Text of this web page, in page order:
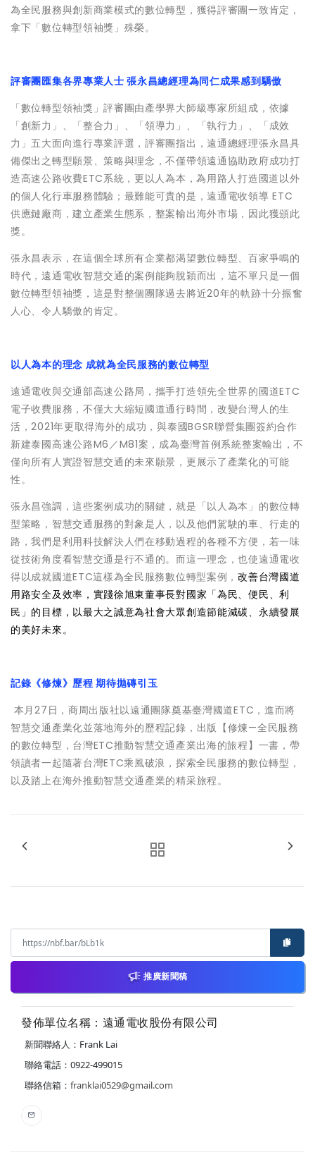
為全民服務與創新商業模式的數位轉型，獲得評審團一致肯定，
拿下「數位轉型領袖獎」殊榮。
評審團匯集各界專業人士 張永昌總經理為同仁成果感到驕傲
「數位轉型領袖獎」評審團由產學界大師級專家所組成，依據
「創新力」、「整合力」、「領導力」、「執行力」、「成效
力」五大面向進行專業評選，評審團指出，遠通總經理張永昌具
備傑出之轉型願景、策略與理念，不僅帶領遠通協助政府成功打
造高速公路收費ETC系統，更以人為本，為用路人打造國道以外
的個人化行車服務體驗；最難能可貴的是，遠通電收領導 ETC
供應鏈廠商，建立產業生態系，整案輸出海外市場，因此獲頒此
獎。
張永昌表示，在這個全球所有企業都渴望數位轉型、百家爭鳴的
時代，遠通電收智慧交通的案例能夠脫穎而出，這不單只是一個
數位轉型領袖獎，這是對整個團隊過去將近20年的軌跡十分振奮
人心、令人驕傲的肯定。
以人為本的理念 成就為全民服務的數位轉型
遠通電收與交通部高速公路局，攜手打造領先全世界的國道ETC
電子收費服務，不僅大大縮短國道通行時間，改變台灣人的生
活，2021年更取得海外的成功，與泰國BGSR聯營集團簽約合作
新建泰國高速公路M6／M81案，成為臺灣首例系統整案輸出，不
僅向所有人實證智慧交通的未來願景，更展示了產業化的可能
性。
張永昌強調，這些案例成功的關鍵，就是「以人為本」的數位轉
型策略，智慧交通服務的對象是人，以及他們駕駛的車、行走的
路，我們是利用科技解決人們在移動過程的各種不方便，若一味
從技術角度看智慧交通是行不通的。而這一理念，也使遠通電收
得以成就國道ETC這樣為全民服務數位轉型案例，改善台灣國道
用路安全及效率，實踐徐旭東董事長對國家「為民、便民、利
民」的目標，以最大之誠意為社會大眾創造節能減碳、永續發展
的美好未來。
記錄《修煉》歷程 期待拋磚引玉
本月27日，商周出版社以遠通團隊奠基臺灣國道ETC，進而將
智慧交通產業化並落地海外的歷程記錄，出版【修煉—全民服務
的數位轉型，台灣ETC推動智慧交通產業出海的旅程】一書，帶
領讀者一起隨著台灣ETC乘風破浪，探索全民服務的數位轉型，
以及踏上在海外推動智慧交通產業的精采旅程。
推廣新聞稿
發佈單位名稱：遠通電收股份有限公司
新聞聯絡人：Frank Lai
聯絡電話：0922-499015
聯絡信箱： franklai0529@gmail.com